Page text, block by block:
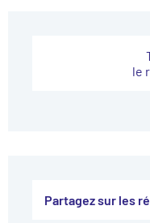
le
Partagez sur les